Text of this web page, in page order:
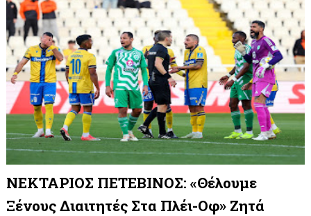
ΝΕΚΤΑΡΙΟΣ ΠΕΤΕΒΙΝΟΣ: «Θέλουμε
Ξένους Διαιτητές Στα Πλέι-Οφ» Ζητά